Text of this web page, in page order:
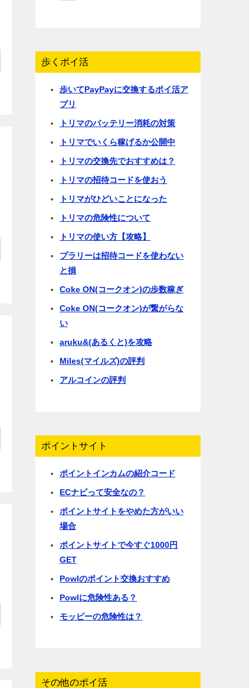
歩くポイ活
歩いてPayPayに交換するポイ活ア
プリ
トリマのバッテリー消耗の対策
トリマでいくら稼げるか公開中
トリマの交換先でおすすめは？
トリマの招待コードを使おう
トリマがひどいことになった
トリマの危険性について
トリマの使い方【攻略】
プラリーは招待コードを使わない
と損
Coke ON(コークオン)の歩数稼ぎ
Coke ON(コークオン)が繋がらな
い
aruku&(あるくと)を攻略
Miles(マイルズ)の評判
アルコインの評判
ポイントサイト
ポイントインカムの紹介コード
ECナビって安全なの？
ポイントサイトをやめた方がいい
場合
ポイントサイトで今すぐ1000円
GET
Powlのポイント交換おすすめ
Powlに危険性ある？
モッピーの危険性は？
その他のポイ活